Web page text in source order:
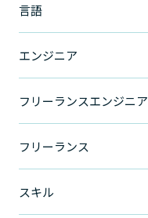
言語
エンジニア
フリーランスエンジニア
フリーランス
スキル